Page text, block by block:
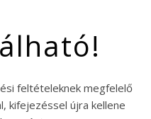
feltételeknek megfelelő
kifejezéssel újra kellene